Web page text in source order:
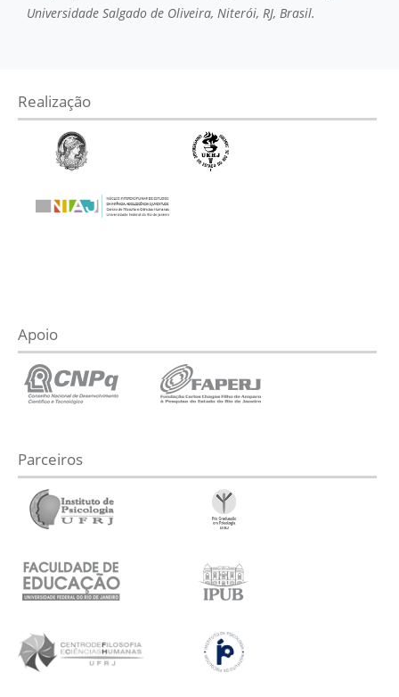
Universidade Salgado de Oliveira, Niterói, RJ, Brasil.
Realização
Apoio
Parceiros